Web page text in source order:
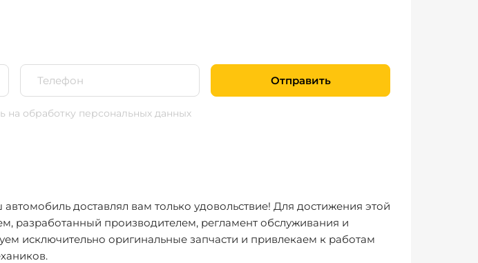
Отправить
на обработку персональных данных
доставлял вам только удовольствие! Для достижения этой
разработанный производителем, регламент обслуживания и
исключительно оригинальные запчасти и привлекаем к работам